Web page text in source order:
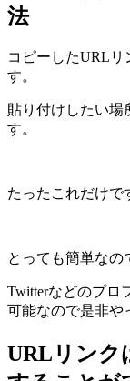
法
コピーしたURL
す。
貼り付けしたい場
す。
たったこれだけで
とっても簡単なの
Twitterなどのプロ
可能なので是非や
URLリンク